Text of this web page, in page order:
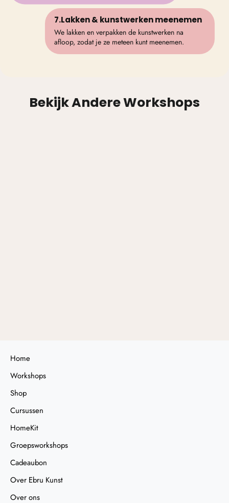
7.Lakken & kunstwerken meenemen
We lakken en verpakken de kunstwerken na
afloop, zodat je ze meteen kunt meenemen.
Bekijk Andere Workshops
Home
Workshops
Shop
Cursussen
HomeKit
Groepsworkshops
Cadeaubon
Over Ebru Kunst
Over ons